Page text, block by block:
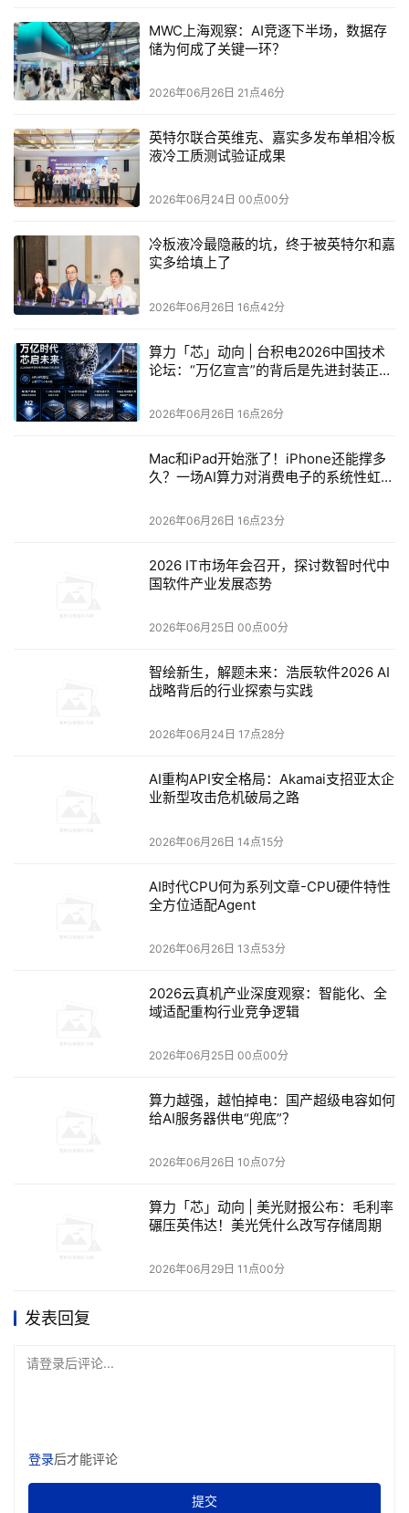
础，推动智能体人工智能的透明与协作发展。
紧接着，AAIF 执行总监、国际智能体 AI 基金会 Mazin
速从实验室走向生产环境。开源与开放标准将成为这一生态
的关键基础设施。
走向多智能体协同，并最终迈向“蜂群智能”，AI 的智力不再
只取决于模型，蜂群形态的 Agent 同样能提升整体智能水
平。针对长程复杂任务执行、行业知识赋能、经验自演进、
低成本规模化落地、跨组织协同与安全可靠六大挑战，华为
开源的 openJiuwen 从国产芯片协同、分布式运行时到蜂群
框架逐层构建，并以“协同工程”替代 harness 工程。该项目
已在 AtomGit 以 Apache 2.0 协议开源，下载量突破120
万，30多家行业伙伴商用落地，华为亦成为 Linux 基金会
中兴针对性推出 Co-Sight 工业级高可靠智能体底座架构。
保真执行与低/中熵环境下的稳定运行，支持大小模型协同
MiMo-V2-Pro 作为国内首个支持 1M 上下文的开源万亿参数
带动 token 调用量指数级增长，预计半年内 API 调用量增长
工具，其背后必然存在清晰的商业利益驱动。开源并非目的
本身，而是互联网时代实现商业化竞争与社会化协作的高效
机制，软件、互联网与人工智能则只是承载创新的技术手
CNCF 执行总监、Linux 基金会云与基础设施执行董事
据：底层是 Linux 与 Kubernetes，训练层 PyTorch 市占约
负责人 Jacky Huang表示，GitHub 正在逐步引入 Agent
置，Agent 即可自动接管并完成相应任务，实现从“辅助编
陈阳分享了全球规模最大的首个真机测评场
架构：参赛方在本地训练并运行模型，通过 API 驱动
具身智能、基础软件...16 位专家共论开源与 AI 最新实践
MWC上海观察：AI竞逐下半场，数据存
储为何成了关键一环？
2026年06月26日 21点46分
英特尔联合英维克、嘉实多发布单相冷板
液冷工质测试验证成果
2026年06月24日 00点00分
冷板液冷最隐蔽的坑，终于被英特尔和嘉
实多给填上了
2026年06月26日 16点42分
算力「芯」动向 | 台积电2026中国技术
论坛：“万亿宣言”的背后是先进封装正在
2026年06月26日 16点26分
Mac和iPad开始涨了！iPhone还能撑多
久？一场AI算力对消费电子的系统性虹吸
2026年06月26日 16点23分
2026 IT市场年会召开，探讨数智时代中
国软件产业发展态势
2026年06月25日 00点00分
智绘新生，解题未来：浩辰软件2026 AI
战略背后的行业探索与实践
2026年06月24日 17点28分
AI重构API安全格局：Akamai支招亚太企
业新型攻击危机破局之路
2026年06月26日 14点15分
AI时代CPU何为系列文章-CPU硬件特性
全方位适配Agent
2026年06月26日 13点53分
2026云真机产业深度观察：智能化、全
域适配重构行业竞争逻辑
2026年06月25日 00点00分
算力越强，越怕掉电：国产超级电容如何
给AI服务器供电“兜底”？
2026年06月26日 10点07分
算力「芯」动向 | 美光财报公布：毛利率
碾压英伟达！美光凭什么改写存储周期
2026年06月29日 11点00分
发表回复
请登录后评论...
登录后才能评论
提交